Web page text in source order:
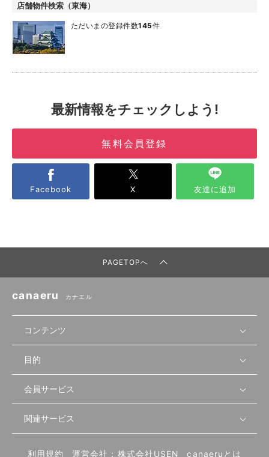
店舗物件検索（東海）
ただいまの登録件数145件
最新情報をチェックしよう!
無料会員登録
Facebook X 友達に追加
PAGETOPへ
canaeru カナエル
コンテンツ
無料開業相談
セミナー情報
セミナー動画
物件を探す
首都圏
先輩開業者の声
目的
店舗運営
物件
内装・設備
会員サービス
会員登録
関連サービス
飲食店サクセスガイド（外部サイト）
利用規約 運営会社：株式会社USEN canaeruとは